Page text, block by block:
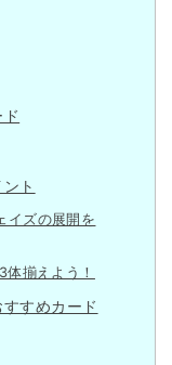
ト
イズの展開を
体揃えよう！
すめカード